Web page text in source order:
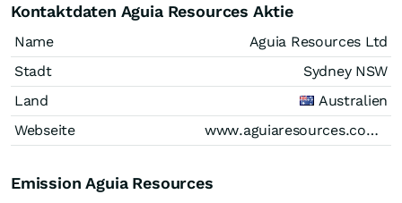
Kontaktdaten Aguia Resources Aktie
Name
Aguia Resources Ltd
Stadt
Sydney NSW
Land
Australien
Webseite
www.aguiaresources.com.au
Emission Aguia Resources